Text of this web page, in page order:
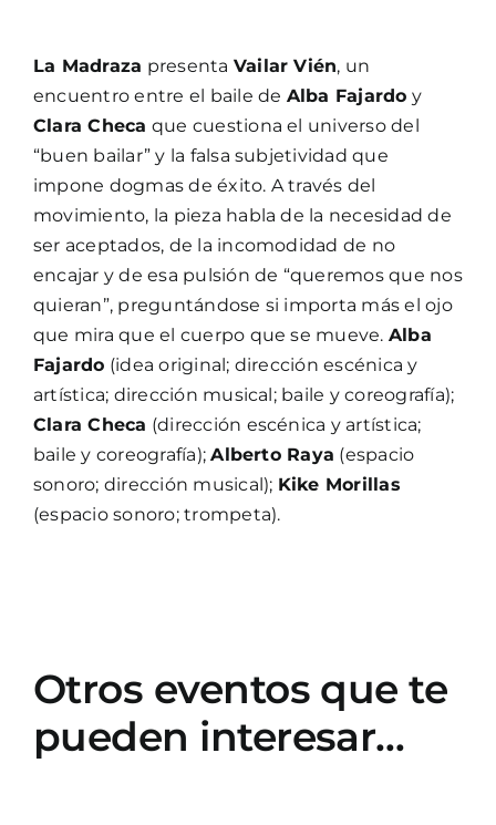
La Madraza presenta Vailar Vién, un
encuentro entre el baile de Alba Fajardo y
Clara Checa que cuestiona el universo del
“buen bailar” y la falsa subjetividad que
impone dogmas de éxito. A través del
movimiento, la pieza habla de la necesidad de
ser aceptados, de la incomodidad de no
encajar y de esa pulsión de “queremos que nos
quieran”, preguntándose si importa más el ojo
que mira que el cuerpo que se mueve. Alba
Fajardo (idea original; dirección escénica y
artística; dirección musical; baile y coreografía);
Clara Checa (dirección escénica y artística;
baile y coreografía);Alberto Raya (espacio
sonoro; dirección musical); Kike Morillas
(espacio sonoro; trompeta).
Otros eventos que te
pueden interesar…